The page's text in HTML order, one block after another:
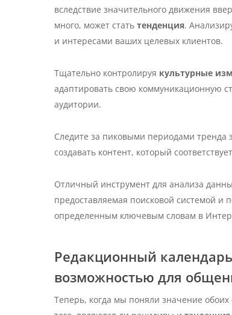
вследствие значительного движения
много, может стать тенденция.
и интересами ваших целевых клиентов.
Тщательно контролируя культурные
адаптировать свою коммуникационную
аудитории.
Следите за пиковыми периодами тренда
создавать контент, который
Отличный инструмент для анализа
предоставляемая поисковой системой и
определенным ключевым словам в
Редакционный
возможностью для
Теперь, когда мы поняли значение